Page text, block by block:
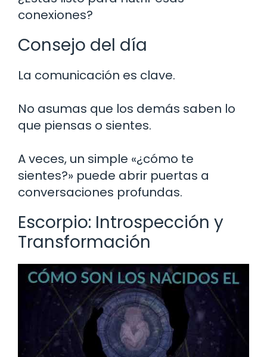
conexiones?
Consejo del día
La comunicación es clave.
No asumas que los demás saben lo
que piensas o sientes.
A veces, un simple «¿cómo te
sientes?» puede abrir puertas a
conversaciones profundas.
Escorpio: Introspección y
Transformación